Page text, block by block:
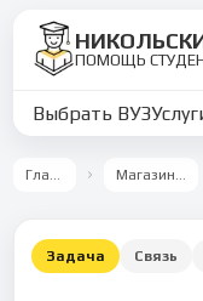
ПОМОЩЬ
Выбрать ВУЗ
Главная Магазин работ
Задача Связь